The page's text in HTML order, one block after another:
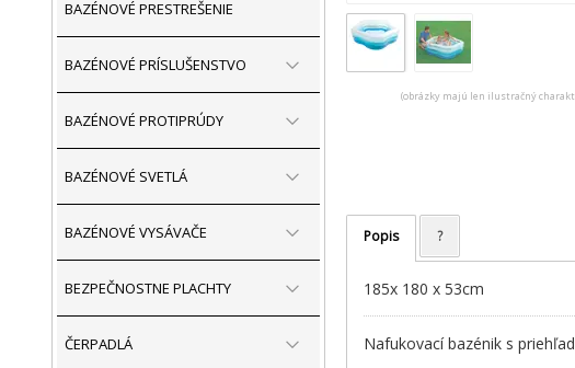
BAZÉNOVÉ PRESTREŠENIE
BAZÉNOVÉ PRÍSLUŠENSTVO
BAZÉNOVÉ PROTIPRÚDY
BAZÉNOVÉ SVETLÁ
BAZÉNOVÉ VYSÁVAČE
BEZPEČNOSTNE PLACHTY
ČERPADLÁ
(obrázky majú len ilustračný
Popis ?
185x 180 x 53cm
Nafukovací bazénik s